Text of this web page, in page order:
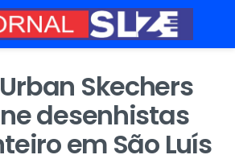
Skechers
desenhistas
em São Luís